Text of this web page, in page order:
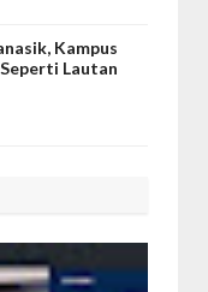
Kampus
Lautan